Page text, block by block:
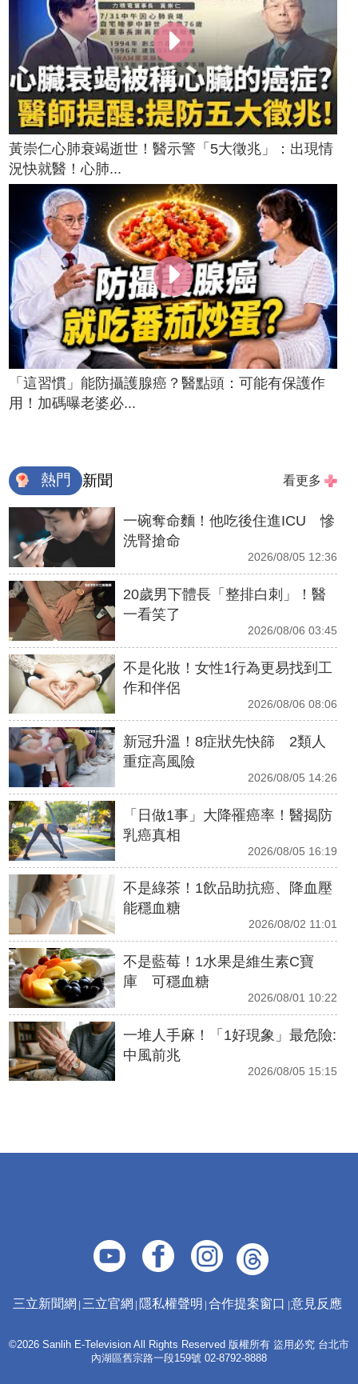
黃崇仁心肺衰竭逝世！醫示警「5大徵兆」：出現情
況快就醫！心肺...
「這習慣」能防攝護腺癌？醫點頭：可能有保護作
用！加碼曝老婆必...
熱門 新聞 看更多
一碗奪命麵！他吃後住進ICU 慘
洗腎搶命
2026/08/05 12:36
20歲男下體長「整排白刺」！醫
一看笑了
2026/08/06 03:45
不是化妝！女性1行為更易找到工
作和伴侶
2026/08/06 08:06
新冠升溫！8症狀先快篩 2類人
重症高風險
2026/08/05 14:26
「日做1事」大降罹癌率！醫揭防
乳癌真相
2026/08/05 16:19
不是綠茶！1飲品助抗癌、降血壓
能穩血糖
2026/08/02 11:01
不是藍莓！1水果是維生素C寶
庫 可穩血糖
2026/08/01 10:22
一堆人手麻！「1好現象」最危險:
中風前兆
2026/08/05 15:15
三立新聞網 三立官網 隱私權聲明 合作提案窗口 意見反應
©2026 Sanlih E-Television All Rights Reserved 版權所有 盜用必究 台北市
內湖區舊宗路一段159號 02-8792-8888